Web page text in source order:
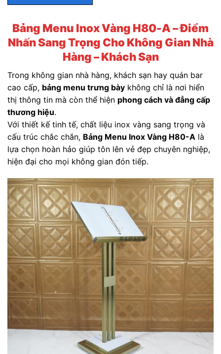
Bảng Menu Inox Vàng H80-A – Điểm
Nhấn Sang Trọng Cho Không Gian Nhà
Hàng – Khách Sạn
Trong không gian nhà hàng, khách sạn hay quán bar
cao cấp, bảng menu trưng bày không chỉ là nơi hiển
thị thông tin mà còn thể hiện phong cách và đẳng cấp
thương hiệu.
Với thiết kế tinh tế, chất liệu inox vàng sang trọng và
cấu trúc chắc chắn, Bảng Menu Inox Vàng H80-A là
lựa chọn hoàn hảo giúp tôn lên vẻ đẹp chuyên nghiệp,
hiện đại cho mọi không gian đón tiếp.